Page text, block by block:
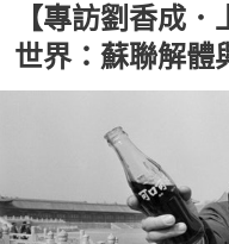
【專訪劉香成
世界：蘇聯解體